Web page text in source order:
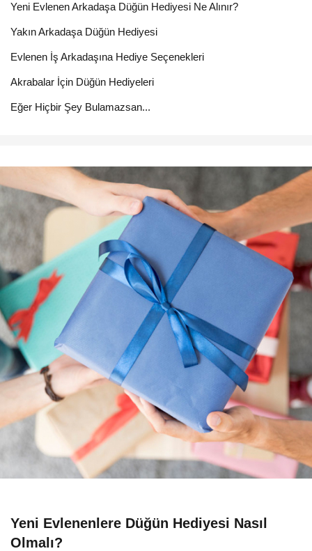
Yeni Evlenen Arkadaşa Düğün Hediyesi Ne Alınır?
Yakın Arkadaşa Düğün Hediyesi
Evlenen İş Arkadaşına Hediye Seçenekleri
Akrabalar İçin Düğün Hediyeleri
Eğer Hiçbir Şey Bulamazsan...
Yeni Evlenenlere Düğün Hediyesi Nasıl
Olmalı?